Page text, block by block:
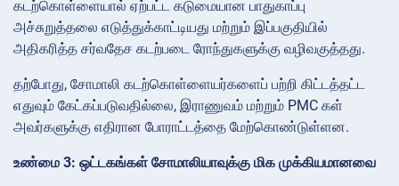
கடற்கொள்ளையால் ஏற்பட்ட கடுமையான பாதுகாப்பு
அச்சுறுத்தலை எடுத்துக்காட்டியது மற்றும் இப்பகுதியில்
அதிகரித்த சர்வதேச கடற்படை ரோந்துகளுக்கு வழிவகுத்தது.
தற்போது, சோமாலி கடற்கொள்ளையர்களைப் பற்றி கிட்டத்தட்ட
எதுவும் கேட்கப்படுவதில்லை, இராணுவம் மற்றும் PMC கள்
அவர்களுக்கு எதிரான போராட்டத்தை மேற்கொண்டுள்ளன.
உண்மை 3: ஒட்டகங்கள் சோமாலியாவுக்கு மிக முக்கியமானவை